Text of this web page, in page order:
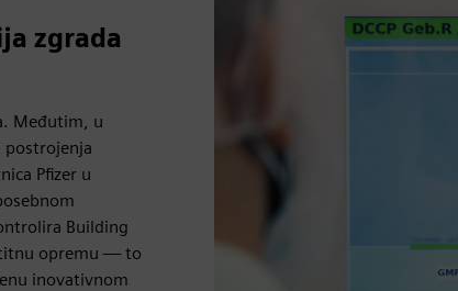
zgrada
Međutim, u
postrojenja
Pfizer u
Building
opremu — to
inovativnom